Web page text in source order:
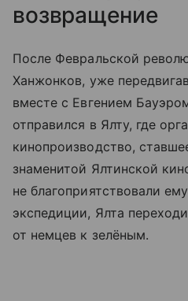
возвращение
После Февральской
Ханжонков, уже
вместе с Евгением
отправился в Ялту, где
кинопроизводство,
знаменитой Ялтинской
не благоприятствовали
экспедиции, Ялта
от немцев к зелёным.